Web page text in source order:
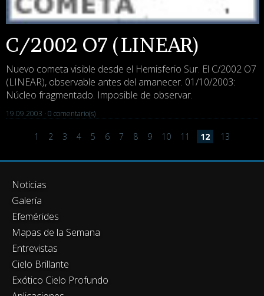
C/2002 O7 (LINEAR)
Nuevo cometa visible desde el Hemisferio Sur. El C/2002 O7
(LINEAR), observable antes del amanecer. 01/10/2003:
Núcleo fragmentado. Imposible de observar.
19.09.2003 · 0 comentario(s)
1 2 3 4 5 6 7 8 9 10 11 12 13
Noticias
Galería
Efemérides
Mapas de la Semana
Entrevistas
Cielo Brillante
Exótico Cielo Profundo